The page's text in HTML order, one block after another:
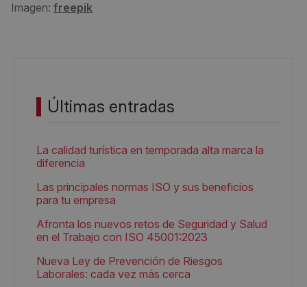
Imagen: freepik
Últimas entradas
La calidad turística en temporada alta marca la
diferencia
Las principales normas ISO y sus beneficios
para tu empresa
Afronta los nuevos retos de Seguridad y Salud
en el Trabajo con ISO 45001:2023
Nueva Ley de Prevención de Riesgos
Laborales: cada vez más cerca